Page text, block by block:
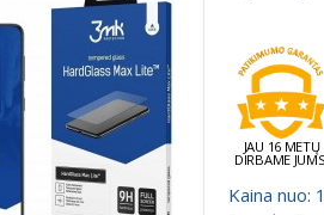
JAU 16 METŲ
DIRBAME
Kaina nuo: